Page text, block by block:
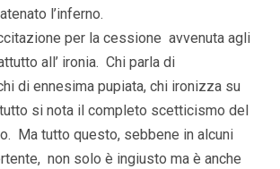
l’inferno.
per la cessione avvenuta agli
all’ ironia. Chi parla di
di ennesima pupiata, chi ironizza su
si nota il completo scetticismo del
Ma tutto questo, sebbene in alcuni
non solo è ingiusto ma è anche